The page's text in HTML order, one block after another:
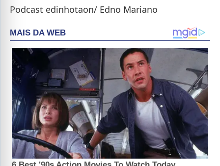
Podcast edinhotaon/ Edno Mariano